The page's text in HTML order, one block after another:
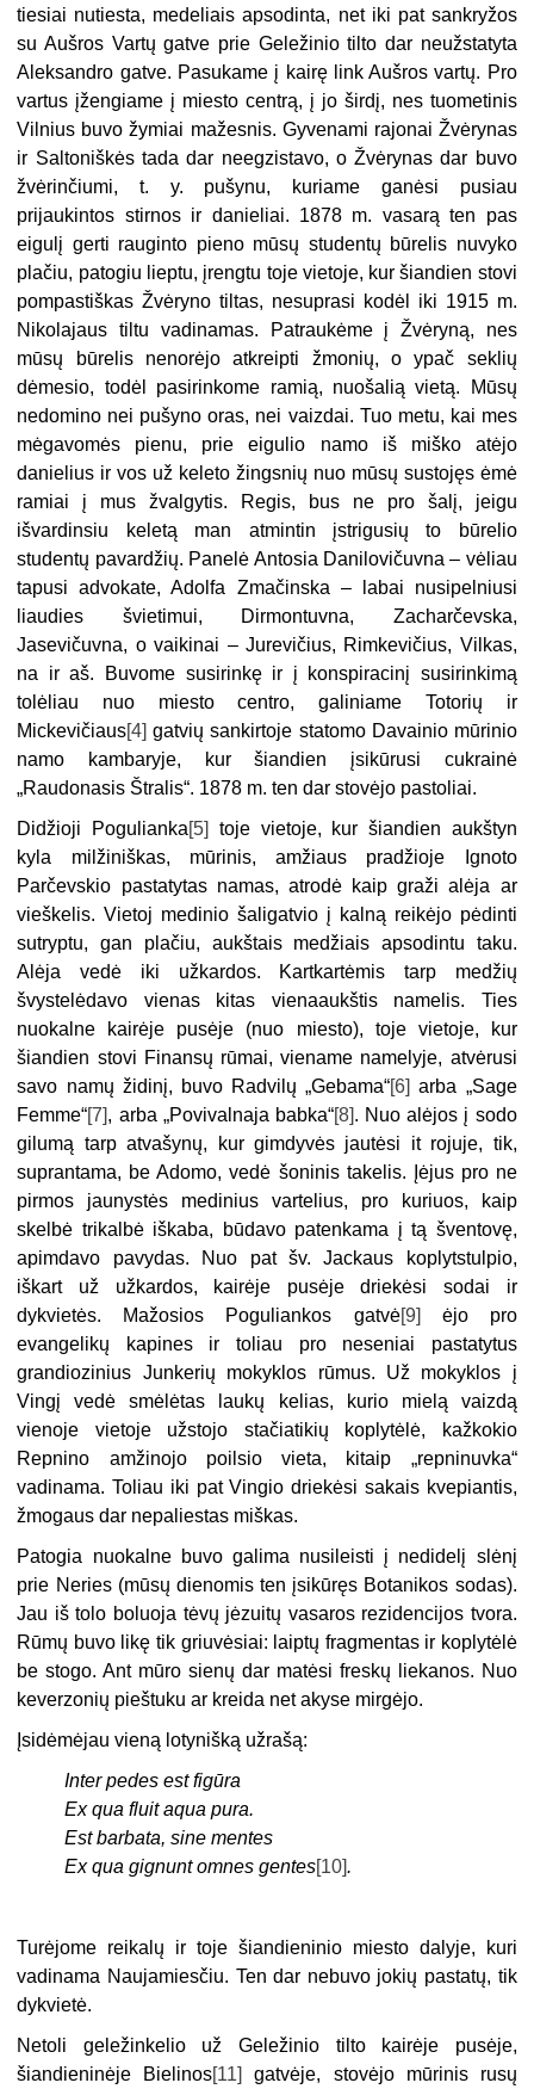
tiesiai nutiesta, medeliais apsodinta, net iki pat sankryžos
su Aušros Vartų gatve prie Geležinio tilto dar neužstatyta
Aleksandro gatve. Pasukame į kairę link Aušros vartų. Pro
vartus įžengiame į miesto centrą, į jo širdį, nes tuometinis
Vilnius buvo žymiai mažesnis. Gyvenami rajonai Žvėrynas
ir Saltoniškės tada dar neegzistavo, o Žvėrynas dar buvo
žvėrinčiumi, t. y. pušynu, kuriame ganėsi pusiau
prijaukintos stirnos ir danieliai. 1878 m. vasarą ten pas
eigulį gerti rauginto pieno mūsų studentų būrelis nuvyko
plačiu, patogiu lieptu, įrengtu toje vietoje, kur šiandien stovi
pompastiškas Žvėryno tiltas, nesuprasi kodėl iki 1915 m.
Nikolajaus tiltu vadinamas. Patraukėme į Žvėryną, nes
mūsų būrelis nenorėjo atkreipti žmonių, o ypač seklių
dėmesio, todėl pasirinkome ramią, nuošalią vietą. Mūsų
nedomino nei pušyno oras, nei vaizdai. Tuo metu, kai mes
mėgavomės pienu, prie eigulio namo iš miško atėjo
danielius ir vos už keleto žingsnių nuo mūsų sustojęs ėmė
ramiai į mus žvalgytis. Regis, bus ne pro šalį, jeigu
išvardinsiu keletą man atmintin įstrigusių to būrelio
studentų pavardžių. Panelė Antosia Danilovičuvna – vėliau
tapusi advokate, Adolfa Zmačinska – labai nusipelniusi
liaudies švietimui, Dirmontuvna, Zacharčevska,
Jasevičuvna, o vaikinai – Jurevičius, Rimkevičius, Vilkas,
na ir aš. Buvome susirinkę ir į konspiracinį susirinkimą
tolėliau nuo miesto centro, galiniame Totorių ir
Mickevičiaus[4] gatvių sankirtoje statomo Davainio mūrinio
namo kambaryje, kur šiandien įsikūrusi cukrainė
„Raudonasis Štralis“. 1878 m. ten dar stovėjo pastoliai.
Didžioji Pogulianka[5]
toje vietoje, kur šiandien aukštyn
kyla milžiniškas, mūrinis, amžiaus pradžioje Ignoto
Parčevskio pastatytas namas, atrodė kaip graži alėja ar
vieškelis. Vietoj medinio šaligatvio į kalną reikėjo pėdinti
sutryptu, gan plačiu, aukštais medžiais apsodintu taku.
Alėja vedė iki užkardos. Kartkartėmis tarp medžių
švystelėdavo vienas kitas vienaaukštis namelis. Ties
nuokalne kairėje pusėje (nuo miesto), toje vietoje, kur
šiandien stovi Finansų rūmai, viename namelyje, atvėrusi
savo namų židinį, buvo Radvilų „Gebama“[6] arba „Sage
Femme“[7], arba „Povivalnaja babka“[8]. Nuo alėjos į sodo
gilumą tarp atvašynų, kur gimdyvės jautėsi it rojuje, tik,
suprantama, be Adomo, vedė šoninis takelis. Įėjus pro ne
pirmos jaunystės medinius vartelius, pro kuriuos, kaip
skelbė trikalbė iškaba, būdavo patenkama į tą šventovę,
apimdavo pavydas. Nuo pat šv. Jackaus koplytstulpio,
iškart už užkardos, kairėje pusėje driekėsi sodai ir
dykvietės. Mažosios Poguliankos gatvė[9] ėjo pro
evangelikų kapines ir toliau pro neseniai pastatytus
grandiozinius Junkerių mokyklos rūmus. Už mokyklos į
Vingį vedė smėlėtas laukų kelias, kurio mielą vaizdą
vienoje vietoje užstojo stačiatikių koplytėlė, kažkokio
Repnino amžinojo poilsio vieta, kitaip „repninuvka“
vadinama. Toliau iki pat Vingio driekėsi sakais kvepiantis,
žmogaus dar nepaliestas miškas.
Patogia nuokalne buvo galima nusileisti į nedidelį slėnį
prie Neries (mūsų dienomis ten įsikūręs Botanikos sodas).
Jau iš tolo boluoja tėvų jėzuitų vasaros rezidencijos tvora.
Rūmų buvo likę tik griuvėsiai: laiptų fragmentas ir koplytėlė
be stogo. Ant mūro sienų dar matėsi freskų liekanos. Nuo
keverzonių pieštuku ar kreida net akyse mirgėjo.
Įsidėmėjau vieną lotynišką užrašą:
Inter pedes est figūra
Ex qua fluit aqua pura.
Est barbata, sine mentes
Ex qua gignunt omnes gentes[10].
Turėjome reikalų ir toje šiandieninio miesto dalyje, kuri
vadinama Naujamiesčiu. Ten dar nebuvo jokių pastatų, tik
dykvietė.
Netoli geležinkelio už Geležinio tilto kairėje pusėje,
šiandieninėje Bielinos[11] gatvėje, stovėjo mūrinis rusų